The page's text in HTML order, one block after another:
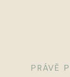
PRÁVĚ